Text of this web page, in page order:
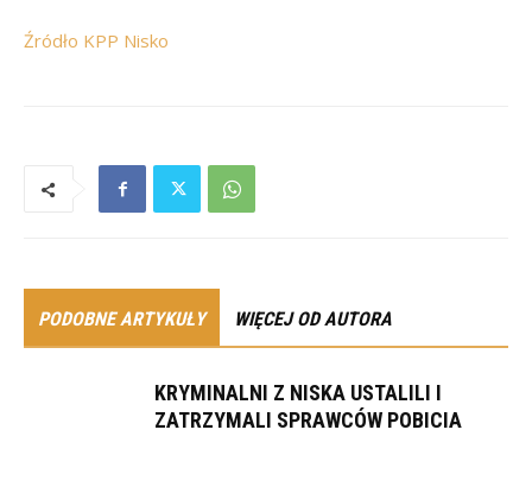
Źródło KPP Nisko
PODOBNE ARTYKUŁY WIĘCEJ OD AUTORA
KRYMINALNI Z NISKA USTALILI I
ZATRZYMALI SPRAWCÓW POBICIA